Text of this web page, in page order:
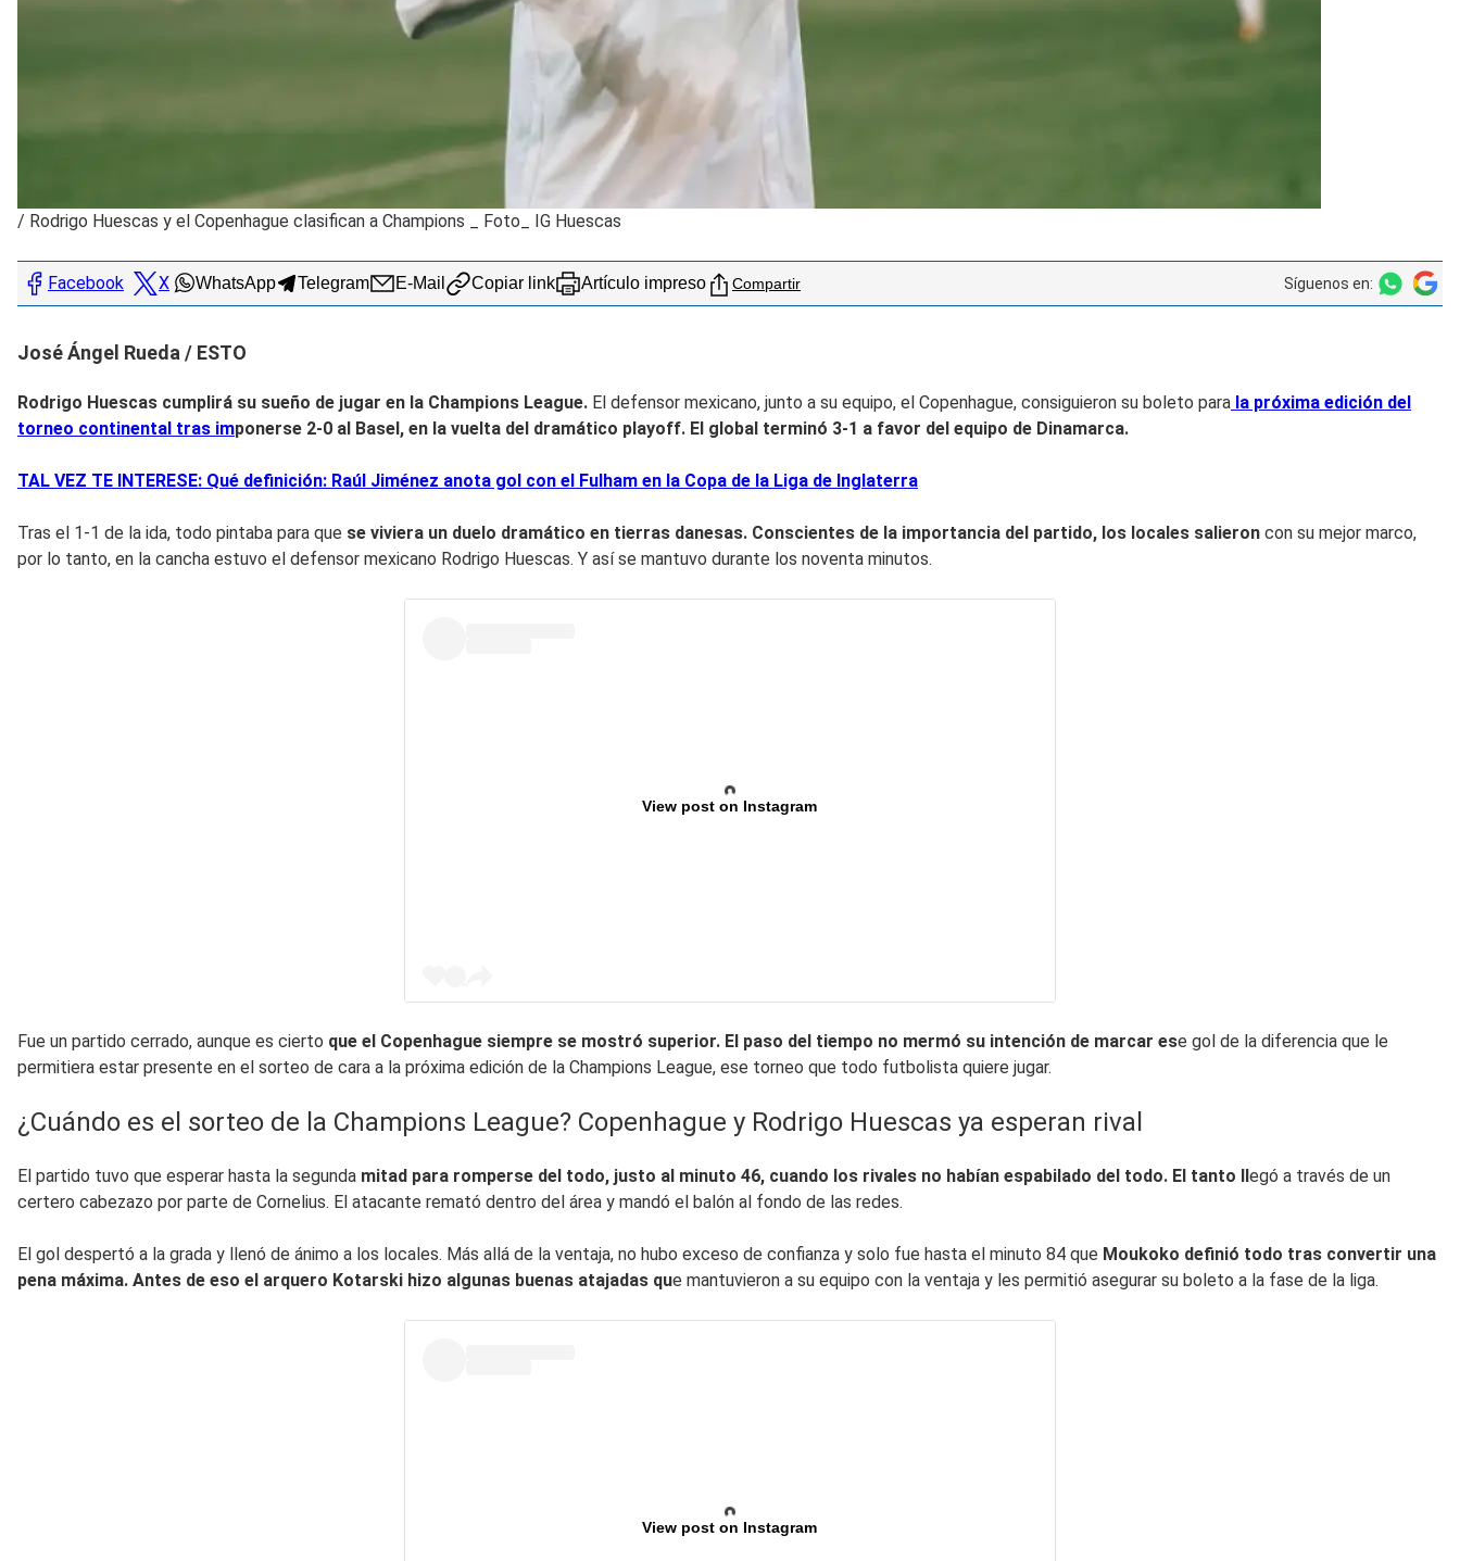
/ Rodrigo Huescas y el Copenhague clasifican a Champions _ Foto_ IG Huescas
Facebook X WhatsApp Telegram E-Mail Copiar link Artículo impreso Compartir Síguenos en:
José Ángel Rueda / ESTO
Rodrigo Huescas cumplirá su sueño de jugar en la Champions League. El defensor mexicano, junto a su equipo, el Copenhague, consiguieron su boleto para la próxima edición del
torneo continental tras imponerse 2-0 al Basel, en la vuelta del dramático playoff. El global terminó 3-1 a favor del equipo de Dinamarca.
TAL VEZ TE INTERESE: Qué definición: Raúl Jiménez anota gol con el Fulham en la Copa de la Liga de Inglaterra
Tras el 1-1 de la ida, todo pintaba para que se viviera un duelo dramático en tierras danesas. Conscientes de la importancia del partido, los locales salieron con su mejor marco,
por lo tanto, en la cancha estuvo el defensor mexicano Rodrigo Huescas. Y así se mantuvo durante los noventa minutos.
View post on Instagram
Fue un partido cerrado, aunque es cierto que el Copenhague siempre se mostró superior. El paso del tiempo no mermó su intención de marcar ese gol de la diferencia que le
permitiera estar presente en el sorteo de cara a la próxima edición de la Champions League, ese torneo que todo futbolista quiere jugar.
¿Cuándo es el sorteo de la Champions League? Copenhague y Rodrigo Huescas ya esperan rival
El partido tuvo que esperar hasta la segunda mitad para romperse del todo, justo al minuto 46, cuando los rivales no habían espabilado del todo. El tanto llegó a través de un
certero cabezazo por parte de Cornelius. El atacante remató dentro del área y mandó el balón al fondo de las redes.
El gol despertó a la grada y llenó de ánimo a los locales. Más allá de la ventaja, no hubo exceso de confianza y solo fue hasta el minuto 84 que Moukoko definió todo tras convertir una
pena máxima. Antes de eso el arquero Kotarski hizo algunas buenas atajadas que mantuvieron a su equipo con la ventaja y les permitió asegurar su boleto a la fase de la liga.
View post on Instagram